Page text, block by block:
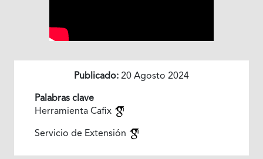
Publicado: 20 Agosto 2024
Palabras clave
Herramienta Cafix
Servicio de Extensión